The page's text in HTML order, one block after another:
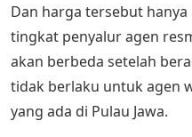
Dan harga tersebut
tingkat penyalur agen
akan berbeda setelah
tidak berlaku untuk agen
yang ada di Pulau Jawa.